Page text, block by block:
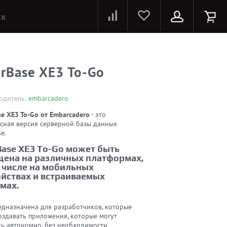
XE3 To-Go
embarcadero
XE3 To-Go от Embarcadero - это
версия серверной базы данных
XE3 To-Go может быть
на различных платформах,
числе на мобильных
и встраиваемых
для разработчиков, которые
приложения, которые могут
автономно, без необходимости